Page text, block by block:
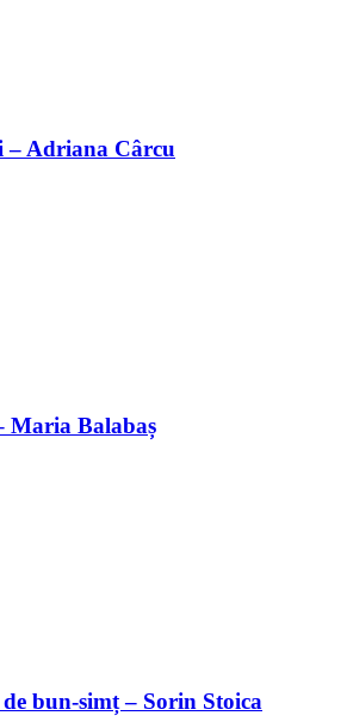
– Adriana Cârcu
Maria Balabaș
bun-simț – Sorin Stoica